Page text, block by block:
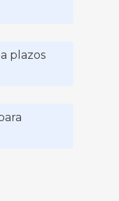
plazos